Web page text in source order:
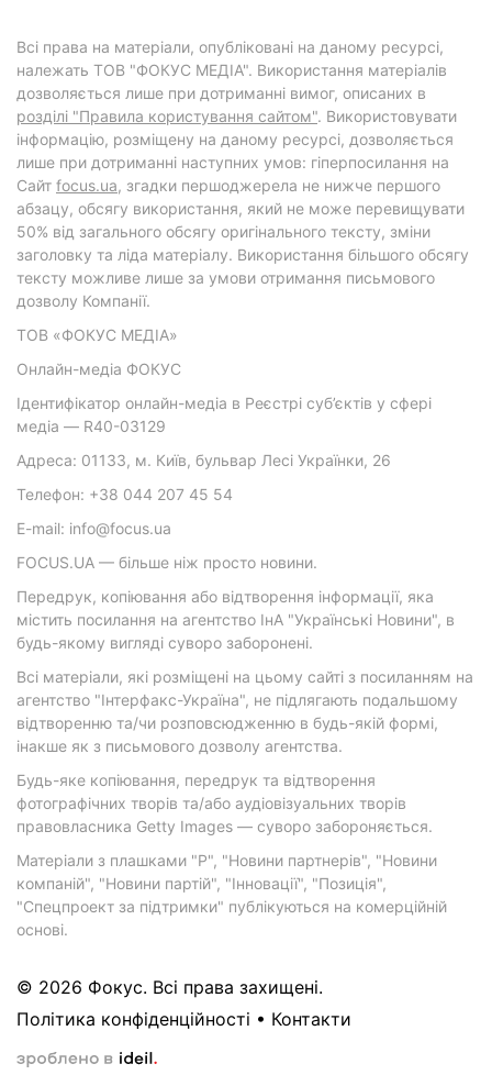
Всі права на матеріали, опубліковані на даному ресурсі,
належать ТОВ "ФОКУС МЕДІА". Використання матеріалів
дозволяється лише при дотриманні вимог, описаних в
розділі "Правила користування сайтом". Використовувати
інформацію, розміщену на даному ресурсі, дозволяється
лише при дотриманні наступних умов: гіперпосилання на
Cайт focus.ua, згадки першоджерела не нижче першого
абзацу, обсягу використання, який не може перевищувати
50% від загального обсягу оригінального тексту, зміни
заголовку та ліда матеріалу. Використання більшого обсягу
тексту можливе лише за умови отримання письмового
дозволу Компанії.
ТОВ «ФОКУС МЕДІА»
Онлайн-медіа ФОКУС
Ідентифікатор онлайн-медіа в Реєстрі суб’єктів у сфері
медіа — R40-03129
Адреса: 01133, м. Київ, бульвар Лесі Українки, 26
Телефон: +38 044 207 45 54
E-mail: info@focus.ua
FOCUS.UA — більше ніж просто новини.
Передрук, копіювання або відтворення інформації, яка
містить посилання на агентство ІнА "Українські Новини", в
будь-якому вигляді суворо заборонені.
Всі матеріали, які розміщені на цьому сайті з посиланням на
агентство "Інтерфакс-Україна", не підлягають подальшому
відтворенню та/чи розповсюдженню в будь-якій формі,
інакше як з письмового дозволу агентства.
Будь-яке копіювання, передрук та відтворення
фотографічних творів та/або аудіовізуальних творів
правовласника Getty Images — суворо забороняється.
Матеріали з плашками "Р", "Новини партнерів", "Новини
компаній", "Новини партій", "Інновації", "Позиція",
"Спецпроект за підтримки" публікуються на комерційній
основі.
© 2026 Фокус. Всі права захищені.
Політика конфіденційності • Контакти